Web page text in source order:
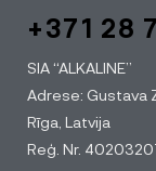
+371 28
SIA “ALKALINE”
Adrese: Gustava
Rīga, Latvija
Reģ. Nr.